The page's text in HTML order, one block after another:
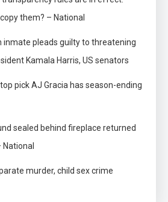
them? – National
inmate pleads guilty to threatening
Kamala Harris, US senators
top pick AJ Gracia has season-ending
sealed behind fireplace returned
National
murder, child sex crime